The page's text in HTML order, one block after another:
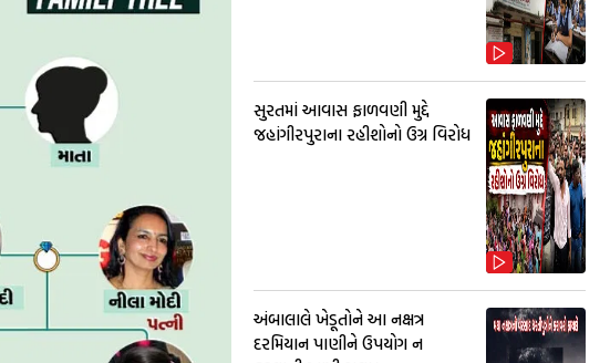
સુરતમાં આવાસ ફાળવણી મુદ્દે
જહાંગીરપુરાના રહીશોનો ઉગ્ર વિરોધ
અંબાલાલે ખેડૂતોને આ નક્ષત્ર
દરમિયાન પાણીને ઉપયોગ ન